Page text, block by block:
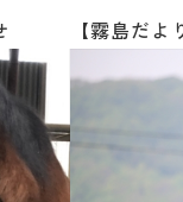
【霧島だ